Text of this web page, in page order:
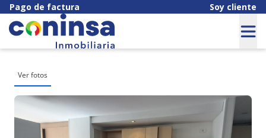
Pago de factura Soy cliente
Ver fotos